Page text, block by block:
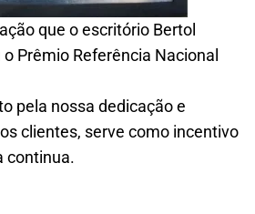
que o escritório Bertol
Prêmio Referência Nacional
pela nossa dedicação e
clientes, serve como incentivo
continua.